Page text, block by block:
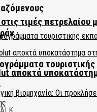
τιμές πετρελαίου
αποκτά